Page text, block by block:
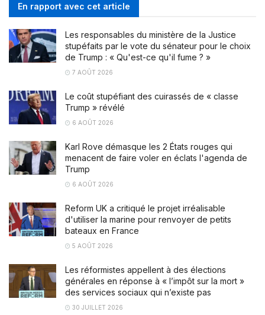
En rapport avec cet article
Les responsables du ministère de la Justice
stupéfaits par le vote du sénateur pour le choix
de Trump : « Qu'est-ce qu'il fume ? »
7 AOÛT 2026
Le coût stupéfiant des cuirassés de « classe
Trump » révélé
6 AOÛT 2026
Karl Rove démasque les 2 États rouges qui
menacent de faire voler en éclats l'agenda de
Trump
6 AOÛT 2026
Reform UK a critiqué le projet irréalisable
d'utiliser la marine pour renvoyer de petits
bateaux en France
5 AOÛT 2026
Les réformistes appellent à des élections
générales en réponse à « l’impôt sur la mort »
des services sociaux qui n’existe pas
30 JUILLET 2026